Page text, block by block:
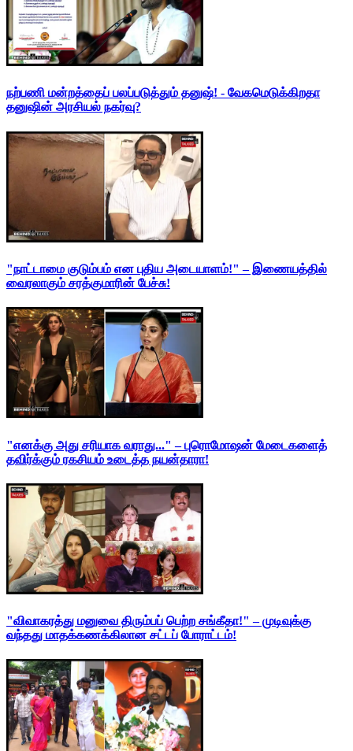
நற்பணி மன்றத்தைப் பலப்படுத்தும் தனுஷ்! - வேகமெடுக்கிறதா
தனுஷின் அரசியல் நகர்வு?
"நாட்டாமை குடும்பம் என புதிய அடையாளம்!" – இணையத்தில்
வைரலாகும் சரத்குமாரின் பேச்சு!
"எனக்கு அது சரியாக வராது..." – புரொமோஷன் மேடைகளைத்
தவிர்க்கும் ரகசியம் உடைத்த நயன்தாரா!
"விவாகரத்து மனுவை திரும்பப் பெற்ற சங்கீதா!" – முடிவுக்கு
வந்தது மாதக்கணக்கிலான சட்டப் போராட்டம்!